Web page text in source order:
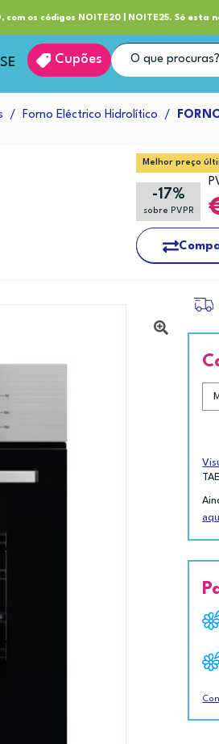
com os códigos NOITE20 | NOITE25. Só esta
Entrega
Cupões
Forno Eléctrico Hidrolítico
Melhor preço
-17%
sobre PVPR